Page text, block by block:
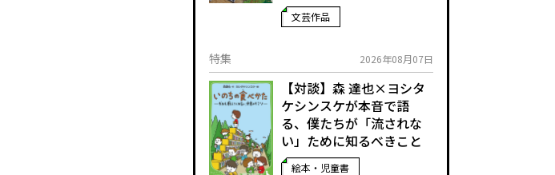
文芸作品
特集 2026年08月07日
【対談】森 達也×ヨシタ
ケシンスケが本音で語
る、僕たちが「流されな
い」ために知るべきこと
絵本・児童書